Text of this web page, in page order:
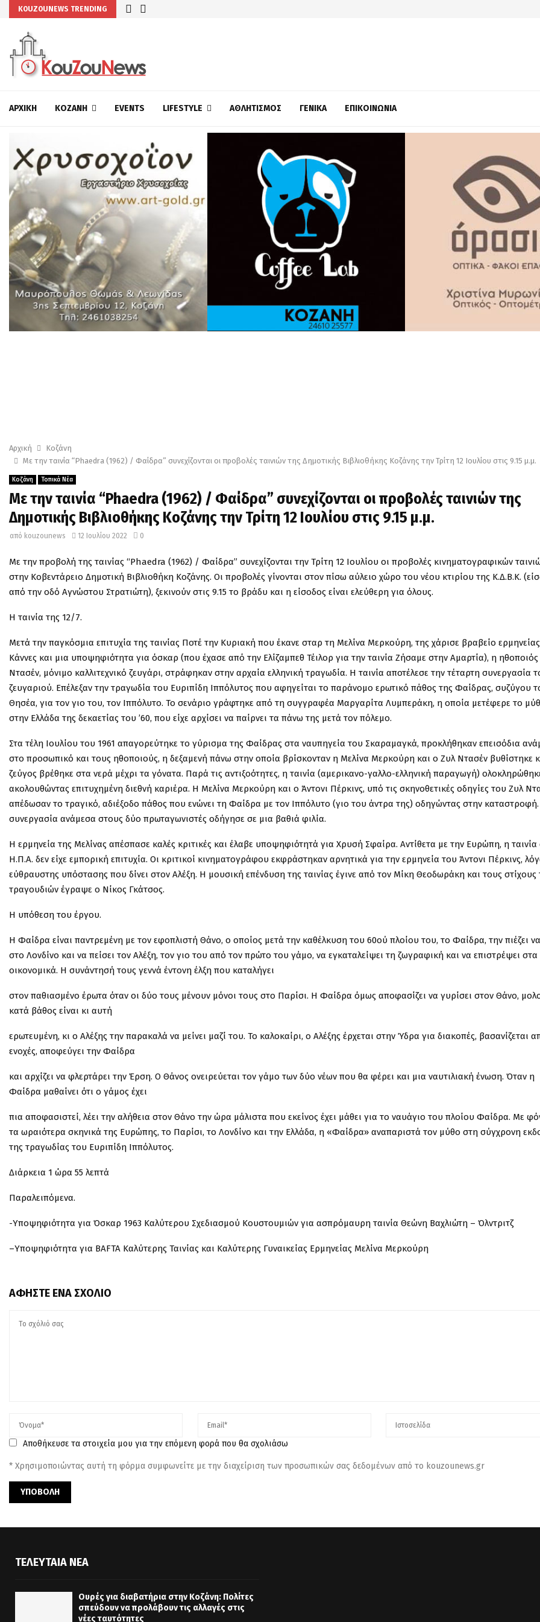
KOUZOUNEWS TRENDING
ΑΡΧΙΚΉ ΚΟΖΆΝΗ EVENTS LIFESTYLE ΑΘΛΗΤΙΣΜΌΣ ΓΕΝΙΚΆ ΕΠΙΚΟΙΝΩΝΊΑ
Αρχική
Κοζάνη
Με την ταινία “Phaedra (1962) / Φαίδρα” συνεχίζονται οι προβολές ταινιών της Δημοτικής Βιβλιοθήκης Κοζάνης την Τρίτη 12 Ιουλίου στις 9.15 μ.μ.
Κοζάνη Τοπικά Νέα
Με την ταινία “Phaedra (1962) / Φαίδρα” συνεχίζονται οι προβολές ταινιών της
Δημοτικής Βιβλιοθήκης Κοζάνης την Τρίτη 12 Ιουλίου στις 9.15 μ.μ.
από kouzounews 12 Ιουλίου 2022 0
Με την προβολή της ταινίας “Phaedra (1962) / Φαίδρα” συνεχίζονται την Τρίτη 12 Ιουλίου οι προβολές κινηματογραφικών
στην Κοβεντάρειο Δημοτική Βιβλιοθήκη Κοζάνης. Οι προβολές γίνονται στον πίσω αύλειο χώρο του νέου κτιρίου της Κ.Δ.Β.Κ.
από την οδό Αγνώστου Στρατιώτη), ξεκινούν στις 9.15 το βράδυ και η είσοδος είναι ελεύθερη για όλους.
Η ταινία της 12/7.
Μετά την παγκόσμια επιτυχία της ταινίας Ποτέ την Κυριακή που έκανε σταρ τη Μελίνα Μερκούρη, της χάρισε βραβείο ερμηνείας
Κάννες και μια υποψηφιότητα για όσκαρ (που έχασε από την Ελίζαμπεθ Τέιλορ για την ταινία Ζήσαμε στην Αμαρτία), η ηθοποιός
Ντασέν, μόνιμο καλλιτεχνικό ζευγάρι, στράφηκαν στην αρχαία ελληνική τραγωδία. Η ταινία αποτέλεσε την τέταρτη συνεργασία
ζευγαριού. Επέλεξαν την τραγωδία του Ευριπίδη Ιππόλυτος που αφηγείται το παράνομο ερωτικό πάθος της Φαίδρας, συζύγου
Θησέα, για τον γιο του, τον Ιππόλυτο. Το σενάριο γράφτηκε από τη συγγραφέα Μαργαρίτα Λυμπεράκη, η οποία μετέφερε το
στην Ελλάδα της δεκαετίας του ’60, που είχε αρχίσει να παίρνει τα πάνω της μετά τον πόλεμο.
Στα τέλη Ιουλίου του 1961 απαγορεύτηκε το γύρισμα της Φαίδρας στα ναυπηγεία του Σκαραμαγκά, προκλήθηκαν επεισόδια
στο προσωπικό και τους ηθοποιούς, η δεξαμενή πάνω στην οποία βρίσκονταν η Μελίνα Μερκούρη και ο Ζυλ Ντασέν βυθίστηκε
ζεύγος βρέθηκε στα νερά μέχρι τα γόνατα. Παρά τις αντιξοότητες, η ταινία (αμερικανο-γαλλο-ελληνική παραγωγή)
ακολουθώντας επιτυχημένη διεθνή καριέρα. Η Μελίνα Μερκούρη και ο Άντονι Πέρκινς, υπό τις σκηνοθετικές οδηγίες του Ζυλ
απέδωσαν το τραγικό, αδιέξοδο πάθος που ενώνει τη Φαίδρα με τον Ιππόλυτο (γιο του άντρα της) οδηγώντας στην
συνεργασία ανάμεσα στους δύο πρωταγωνιστές οδήγησε σε μια βαθιά φιλία.
Η ερμηνεία της Μελίνας απέσπασε καλές κριτικές και έλαβε υποψηφιότητά για Χρυσή Σφαίρα. Αντίθετα με την Ευρώπη, η ταινία
Η.Π.Α. δεν είχε εμπορική επιτυχία. Οι κριτικοί κινηματογράφου εκφράστηκαν αρνητικά για την ερμηνεία του Άντονι Πέρκινς,
εύθραυστης υπόστασης που δίνει στον Αλέξη. Η μουσική επένδυση της ταινίας έγινε από τον Μίκη Θεοδωράκη και τους στίχους
τραγουδιών έγραψε ο Νίκος Γκάτσος.
Η υπόθεση του έργου.
Η Φαίδρα είναι παντρεμένη με τον εφοπλιστή Θάνο, ο οποίος μετά την καθέλκυση του 60ού πλοίου του, το Φαίδρα, την πιέζει
στο Λονδίνο και να πείσει τον Αλέξη, τον γιο του από τον πρώτο του γάμο, να εγκαταλείψει τη ζωγραφική και να επιστρέψει στα
οικονομικά. Η συνάντησή τους γεννά έντονη έλξη που καταλήγει
στον παθιασμένο έρωτα όταν οι δύο τους μένουν μόνοι τους στο Παρίσι. Η Φαίδρα όμως αποφασίζει να γυρίσει στον Θάνο,
κατά βάθος είναι κι αυτή
ερωτευμένη, κι ο Αλέξης την παρακαλά να μείνει μαζί του. Το καλοκαίρι, ο Αλέξης έρχεται στην Ύδρα για διακοπές, βασανίζεται
ενοχές, αποφεύγει την Φαίδρα
και αρχίζει να φλερτάρει την Έρση. Ο Θάνος ονειρεύεται τον γάμο των δύο νέων που θα φέρει και μια ναυτιλιακή ένωση. Όταν η
Φαίδρα μαθαίνει ότι ο γάμος έχει
πια αποφασιστεί, λέει την αλήθεια στον Θάνο την ώρα μάλιστα που εκείνος έχει μάθει για το ναυάγιο του πλοίου Φαίδρα. Με
τα ωραιότερα σκηνικά της Ευρώπης, το Παρίσι, το Λονδίνο και την Ελλάδα, η «Φαίδρα» αναπαριστά τον μύθο στη σύγχρονη
της τραγωδίας του Ευριπίδη Ιππόλυτος.
Διάρκεια 1 ώρα 55 λεπτά
Παραλειπόμενα.
-Υποψηφιότητα για Όσκαρ 1963 Καλύτερου Σχεδιασμού Κουστουμιών για ασπρόμαυρη ταινία Θεώνη Βαχλιώτη – Όλντριτζ
–Υποψηφιότητα για BAFTA Καλύτερης Ταινίας και Καλύτερης Γυναικείας Ερμηνείας Μελίνα Μερκούρη
ΑΦΉΣΤΕ ΈΝΑ ΣΧΌΛΙΟ
Αποθήκευσε τα στοιχεία μου για την επόμενη φορά που θα σχολιάσω
* Χρησιμοποιώντας αυτή τη φόρμα συμφωνείτε με την διαχείριση των προσωπικών σας δεδομένων από το kouzounews.gr
ΤΕΛΕΥΤΑΊΑ ΝΈΑ
Ουρές για διαβατήρια στην Κοζάνη: Πολίτες
σπεύδουν να προλάβουν τις αλλαγές στις
νέες ταυτότητες